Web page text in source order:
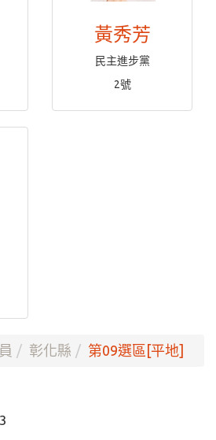
黃秀芳
民主進步黨
2號
彰化縣 第09選區[平地]